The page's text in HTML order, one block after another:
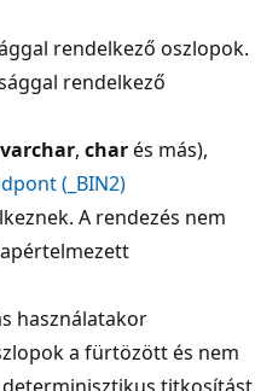
rendelkező oszlopok.
rendelkező
varchar, charés más),
( _BIN2)
A rendezés nem
használatakor
a fürtözött és nem